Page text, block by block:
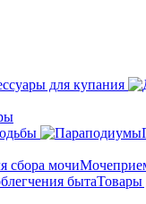
для купания
Товары